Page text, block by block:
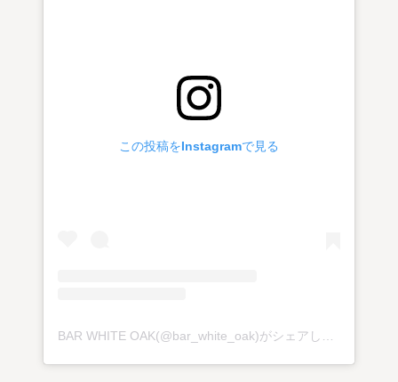
この投稿をInstagramで見る
BAR WHITE OAK(@bar_white_oak)がシェアした投稿